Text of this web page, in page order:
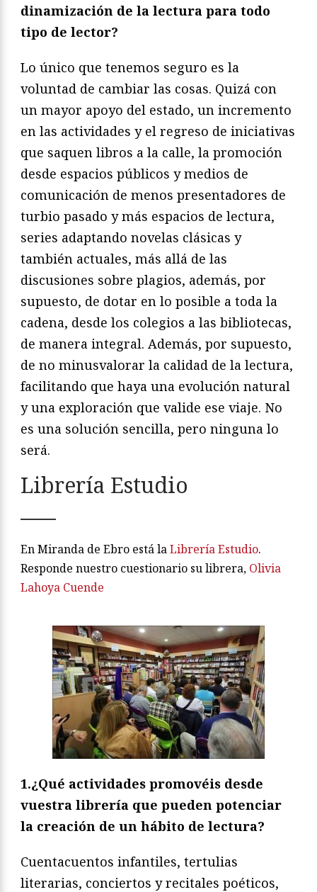
dinamización de la lectura para todo
tipo de lector?
Lo único que tenemos seguro es la
voluntad de cambiar las cosas. Quizá con
un mayor apoyo del estado, un incremento
en las actividades y el regreso de iniciativas
que saquen libros a la calle, la promoción
desde espacios públicos y medios de
comunicación de menos presentadores de
turbio pasado y más espacios de lectura,
series adaptando novelas clásicas y
también actuales, más allá de las
discusiones sobre plagios, además, por
supuesto, de dotar en lo posible a toda la
cadena, desde los colegios a las bibliotecas,
de manera integral. Además, por supuesto,
de no minusvalorar la calidad de la lectura,
facilitando que haya una evolución natural
y una exploración que valide ese viaje. No
es una solución sencilla, pero ninguna lo
será.
Librería Estudio
En Miranda de Ebro está laLibrería Estudio.
Responde nuestro cuestionario su librera, Olivia
Lahoya Cuende
1.¿Qué actividades promovéis desde
vuestra librería que pueden potenciar
la creación de un hábito de lectura?
Cuentacuentos infantiles, tertulias
literarias, conciertos y recitales poéticos,